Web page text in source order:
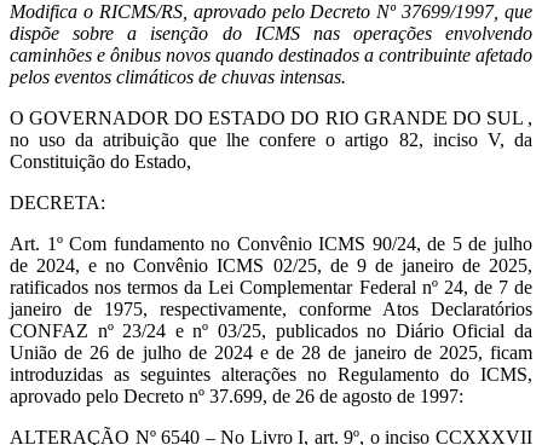
Modifica o RICMS/RS, aprovado pelo Decreto Nº 37699/1997, que
dispõe sobre a isenção do ICMS nas operações envolvendo
caminhões e ônibus novos quando destinados a contribuinte afetado
pelos eventos climáticos de chuvas intensas.
O GOVERNADOR DO ESTADO DO RIO GRANDE DO SUL ,
no uso da atribuição que lhe confere o artigo 82, inciso V, da
Constituição do Estado,
DECRETA:
Art. 1º Com fundamento no Convênio ICMS 90/24, de 5 de julho
de 2024, e no Convênio ICMS 02/25, de 9 de janeiro de 2025,
ratificados nos termos da Lei Complementar Federal nº 24, de 7 de
janeiro de 1975, respectivamente, conforme Atos Declaratórios
CONFAZ nº 23/24 e nº 03/25, publicados no Diário Oficial da
União de 26 de julho de 2024 e de 28 de janeiro de 2025, ficam
introduzidas as seguintes alterações no Regulamento do ICMS,
aprovado pelo Decreto nº 37.699, de 26 de agosto de 1997:
ALTERAÇÃO Nº 6540 – No Livro I, art. 9º, o inciso CCXXXVII